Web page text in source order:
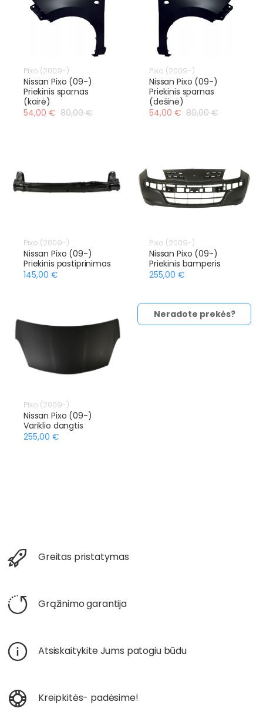
Pixo (2009-)
Nissan Pixo (09-)
Priekinis sparnas
(kairė)
54,00 € 80,00 €
Pixo (2009-)
Nissan Pixo (09-)
Priekinis sparnas
(dešinė)
54,00 € 80,00 €
Pixo (2009-)
Nissan Pixo (09-)
Priekinis pastiprinimas
145,00 €
Pixo (2009-)
Nissan Pixo (09-)
Priekinis bamperis
255,00 €
Pixo (2009-)
Nissan Pixo (09-)
Variklio dangtis
255,00 €
Neradote prekės?
Greitas pristatymas
Grąžinimo garantija
Atsiskaitykite Jums patogiu būdu
Kreipkitės- padėsime!